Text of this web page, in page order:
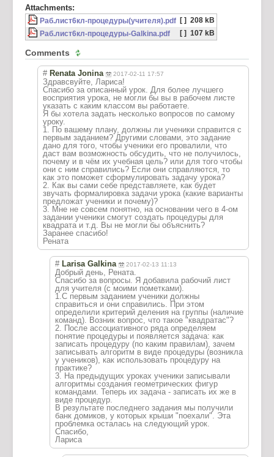
Attachments:
Раб.лист6кл-процедуры(учителя).pdf [ ] 208 kB
Раб.лист6кл-процедуры-Galkina.pdf
[ ] 107 kB
Comments
# Renata Jonina 2017-02-11 17:57
Здравсвуйте, Лариса!
Спасибо за описанный урок. Для более лучшего
восприятия урока, не могли бы вы в рабочем листе
указать с каким классом вы работаете.
Я бы хотела задать несколько вопросов по самому
уроку.
1. По вашему плану, должны ли ученики справится с
первым заданием? Другими словами, это задание
дано для того, чтобы ученики его провалили, что
даст вам возможность обсудить, что не получилось,
почему и в чём их учебная цель? или для того чтобы
они с ним справились? Если они справляются, то
как это поможет сформулировать задачу урока?
2. Как вы сами себе представляете, как будет
звучать формалировка задачи урока (какие варианты
предложат ученики и почему)?
3. Мне не совсем понятно, на основании чего в 4-ом
задании ученики смогут создать процедуры для
квадрата и т.д. Вы не могли бы объяснить?
Заранее спасибо!
Рената
# Larisa Galkina 2017-02-13 11:13
Добрый день, Рената.
Спасибо за вопросы. Я добавила рабочий лист
для учителя (с моими пометками).
1.С первым заданием ученики должны
справиться и они справились. При этом
определили критерий деления на группы (наличие
команд). Возник вопрос, что такое "квадратас"?
2. После ассоциативного ряда определяем
понятие процедуры и появляется задача: как
записать процедуру (по каким правилам), зачем
записывать алгоритм в виде процедуры (возникла
у учеников), как использовать процедуру на
практике?
3. На предыдущих уроках ученики записывали
алгоритмы создания геометрических фигур
командами. Теперь их задача - записать их же в
виде процедур.
В результате последнего задания мы получили
банк домиков, у которых крыши "поехали". Эта
проблемка осталась на следующий урок.
Спасибо,
Лариса